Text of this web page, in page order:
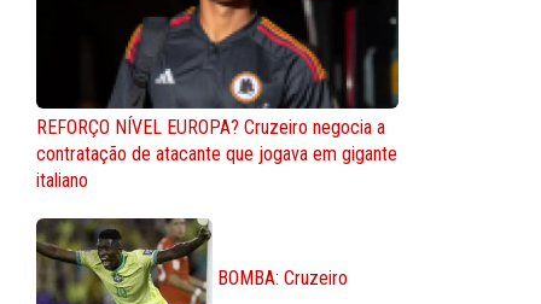
REFORÇO NÍVEL EUROPA? Cruzeiro negocia a
contratação de atacante que jogava em gigante
italiano
BOMBA: Cruzeiro